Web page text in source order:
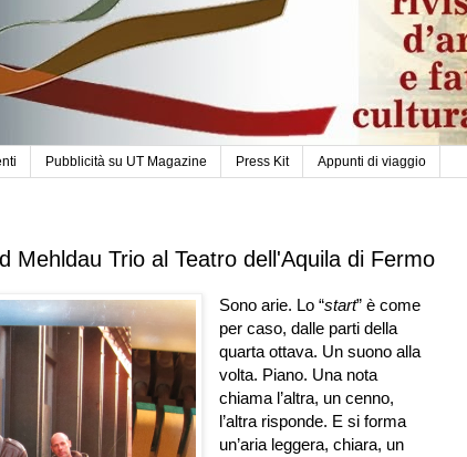
Pubblicità su UT Magazine Press Kit Appunti di viaggio
Mehldau Trio al Teatro dell'Aquila di Fermo
Sono arie. Lo “start” è come
per caso, dalle parti della
quarta ottava. Un suono alla
volta. Piano. Una nota
chiama l’altra, un cenno,
l’altra risponde. E si forma
un’aria leggera, chiara, un